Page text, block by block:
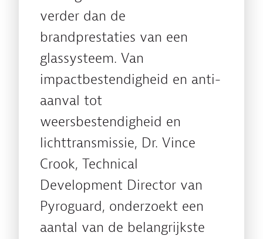
verder dan de
brandprestaties van een
glassysteem. Van
impactbestendigheid en anti-
aanval tot
weersbestendigheid en
lichttransmissie, Dr. Vince
Crook, Technical
Development Director van
Pyroguard, onderzoekt een
aantal van de belangrijkste